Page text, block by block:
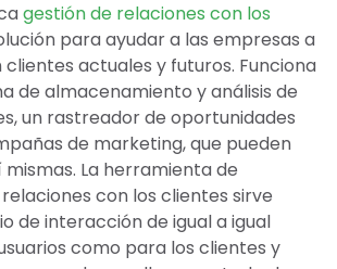
gestión de relaciones con los
para ayudar a las empresas a
actuales y futuros. Funciona
de almacenamiento y análisis de
un rastreador de oportunidades
de marketing, que pueden
La herramienta de
con los clientes sirve
de interacción de igual a igual
como para los clientes y